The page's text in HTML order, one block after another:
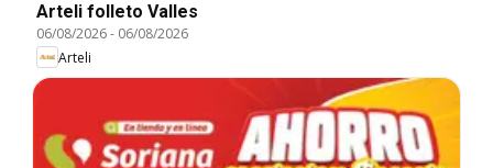
Arteli folleto Valles
06/08/2026- 06/08/2026
Arteli